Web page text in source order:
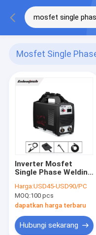
Mosfet Single
Inverter Mosfet
Single Phase Welding
Portable
Harga:USD45-USD90/PC
MOQ:100 pcs
dapatkan harga terbaru
Hubungi sekarang